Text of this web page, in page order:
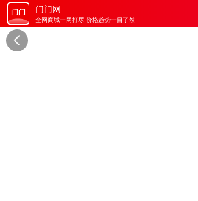
门门网
全网商城一网打尽 价格趋势一目了然